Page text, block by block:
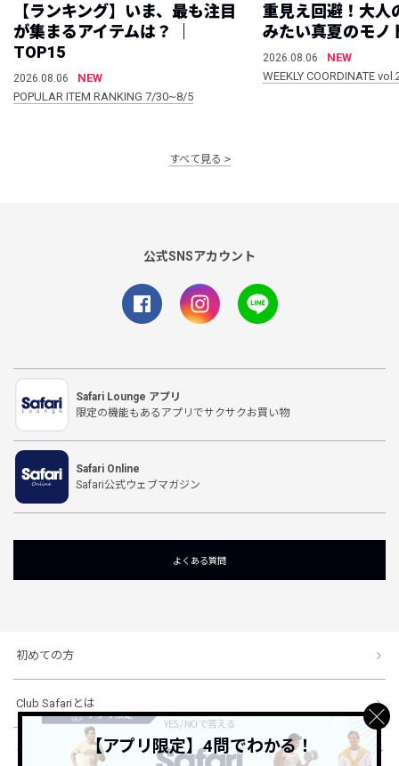
【ランキング】いま、最も注目
が集まるアイテムは？ ｜
TOP15
2026.08.06
NEW
POPULAR ITEM RANKING 7/30~8/5
重見え回避！大人
みたい真夏のモノ
2026.08.06
NEW
WEEKLY COORDINATE
すべて見る
公式SNSアカウント
Safari Lounge アプリ
限定の機能もあるアプリでサクサクお買い物
Safari Online
Safari公式ウェブマガジン
よくある質問
初めての方
Club Safariとは
ショッピングガイド【アプリ限定】4問でわかる！